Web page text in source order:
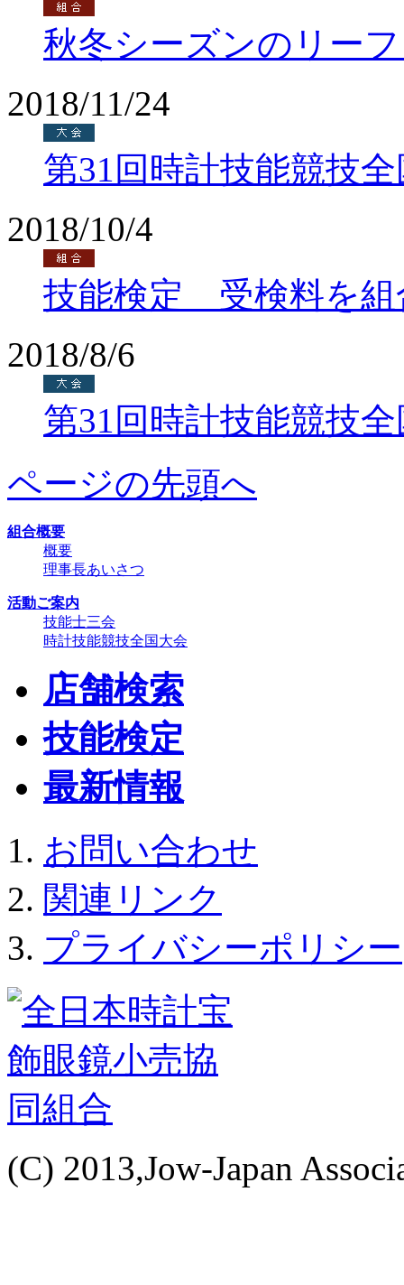
秋冬シーズンのリー
2018/11/24
第31回時計技能競技
2018/10/4
技能検定 受検料を組
2018/8/6
第31回時計技能競技
ページの先頭へ
組合概要
概要
理事長あいさつ
活動ご案内
技能士三会
時計技能競技全国大会
店舗検索
技能検定
最新情報
お問い合わせ
関連リンク
プライバシーポリシー
(C) 2013,Jow-Japan